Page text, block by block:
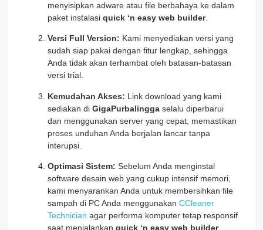
menyisipkan adware atau file berbahaya ke dalam
paket instalasi quick ‘n easy web builder.
Versi Full Version: Kami menyediakan versi yang
sudah siap pakai dengan fitur lengkap, sehingga
Anda tidak akan terhambat oleh batasan-batasan
versi trial.
Kemudahan Akses: Link download yang kami
sediakan di GigaPurbalingga selalu diperbarui
dan menggunakan server yang cepat, memastikan
proses unduhan Anda berjalan lancar tanpa
interupsi.
Optimasi Sistem: Sebelum Anda menginstal
software desain web yang cukup intensif memori,
kami menyarankan Anda untuk membersihkan file
sampah di PC Anda menggunakan CCleaner
Technician agar performa komputer tetap responsif
saat menjalankan quick ‘n easy web builder.